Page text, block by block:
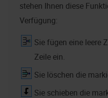
stehen Ihnen diese
Verfügung:
Sie fügen eine leere
Zeile ein.
Sie löschen die
Sie schieben die